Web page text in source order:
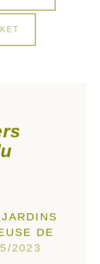
DE
2023